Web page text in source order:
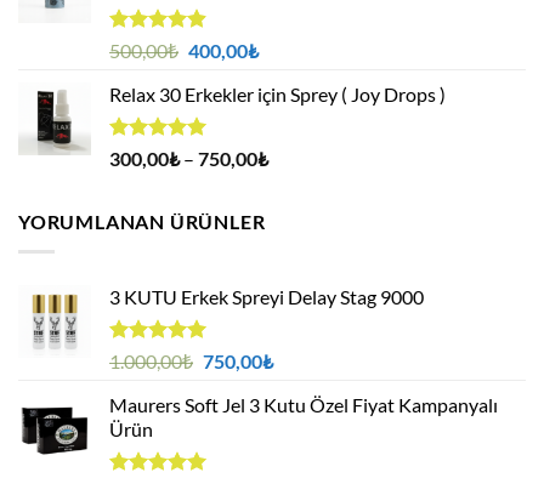
5 üzerinden
oy
aldı
500,00₺ Orijinal
500,00₺.
400,00₺Şu
fiyat:
Relax 30 Erkekler için Sprey ( Joy Drops )
5 üzerinden
4.94oy
300,00₺ – 750,00₺Fiyat
YORUMLANAN ÜRÜNLER
3 KUTU Erkek Spreyi Delay Stag 9000
5 üzerinden
oy
aldı
1.000,00₺ Orijinal
1.000,00₺.
750,00₺Şu
fiyat:
Maurers Soft Jel 3 Kutu Özel Fiyat Kampanyalı
Ürün